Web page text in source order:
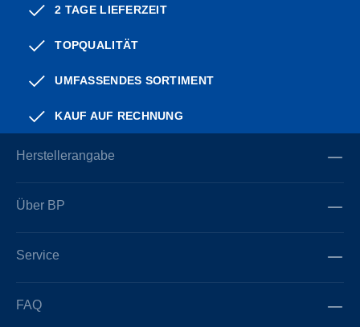
2 TAGE LIEFERZEIT
TOPQUALITÄT
UMFASSENDES SORTIMENT
KAUF AUF RECHNUNG
Herstellerangabe
Über BP
Service
FAQ